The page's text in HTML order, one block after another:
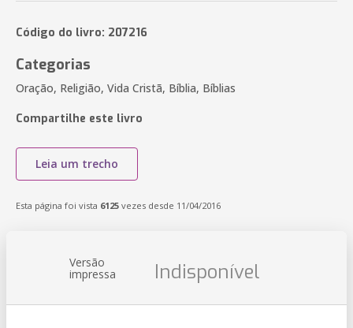
Código do livro: 207216
Categorias
Oração, Religião, Vida Cristã, Bíblia, Bíblias
Compartilhe este livro
Leia um trecho
Esta página foi vista 6125 vezes desde 11/04/2016
Versão
impressa Indisponível